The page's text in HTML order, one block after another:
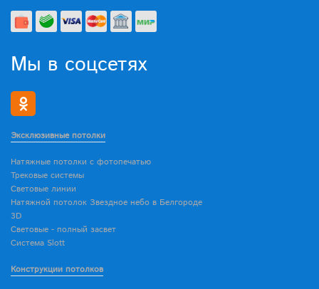
Мы в соцсетях
Эксклюзивные потолки
Натяжные потолки с фотопечатью
Трековые системы
Световые линии
Натяжной потолок Звездное небо в Белгороде
3D
Световые - полный засвет
Система Slott
Конструкции потолков